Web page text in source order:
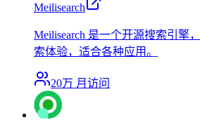
Meilisearch
Meilisearch 是一个开源搜索引擎
索体验，适合各种应用。
20万 月访问